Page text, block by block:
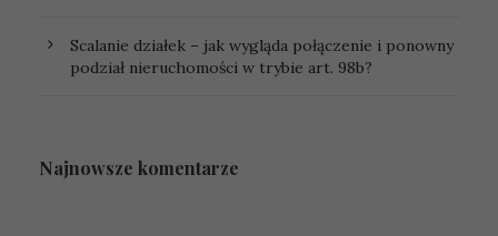
Scalanie działek – jak wygląda połączenie i ponowny
podział nieruchomości w trybie art. 98b?
Najnowsze komentarze